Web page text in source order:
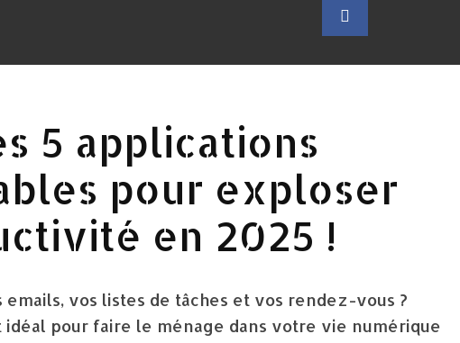
5 applications
pour exploser
en 2025 !
vos listes de tâches et vos rendez-vous ?
idéal pour faire le ménage dans votre vie numérique